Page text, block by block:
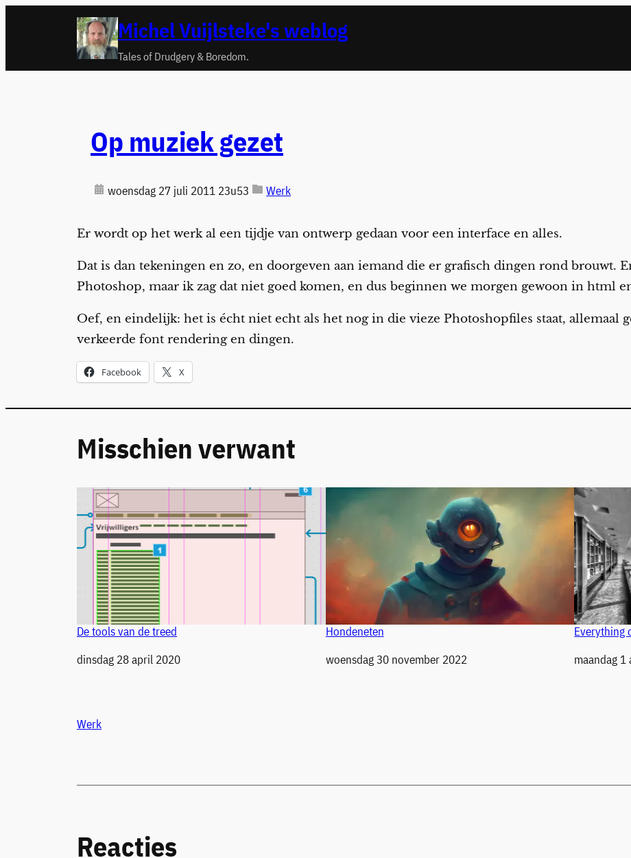
Michel Vuijlsteke's weblog
Tales of Drudgery & Boredom.
Op muziek gezet
woensdag 27 juli 2011 23u53 Werk
Er wordt op het werk al een tijdje van ontwerp gedaan voor een interface en alles.
Dat is dan tekeningen en zo, en doorgeven aan iemand die er grafisch dingen rond brouwt.
Photoshop, maar ik zag dat niet goed komen, en dus beginnen we morgen gewoon in html
Oef, en eindelijk: het is écht niet echt als het nog in die vieze Photoshopfiles staat, allemaal
verkeerde font rendering en dingen.
Facebook X
Misschien verwant
De tools van de treed
Datum
dinsdag 28 april 2020
Hondeneten
Datum
woensdag 30 november 2022
Everything
Datum
maandag 1
Werk
Reacties